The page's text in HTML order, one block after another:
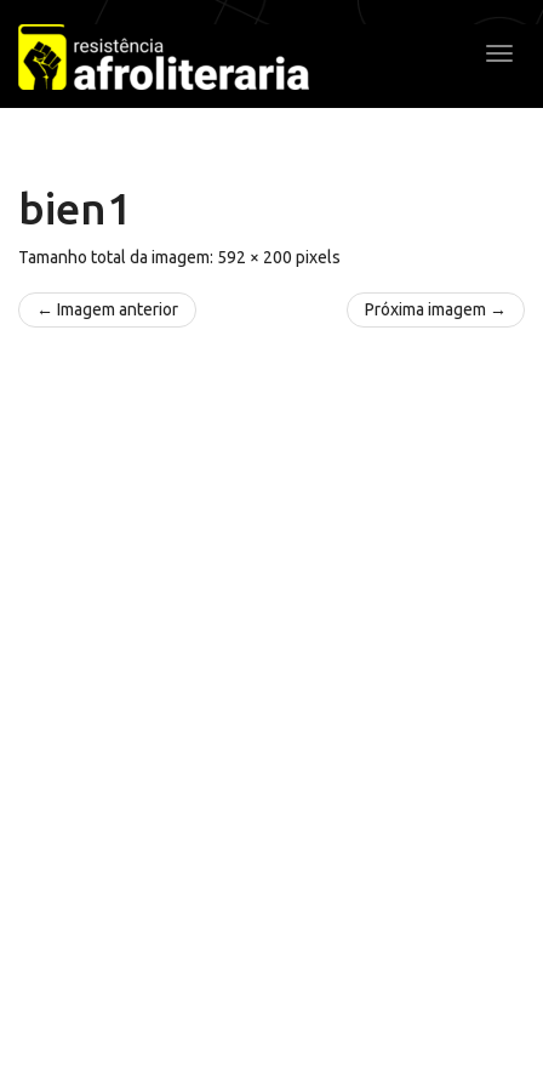
Pular
para
o
conteúdo
bien1
Tamanho total da imagem: 592 × 200 pixels
← Imagem anterior Próxima imagem →